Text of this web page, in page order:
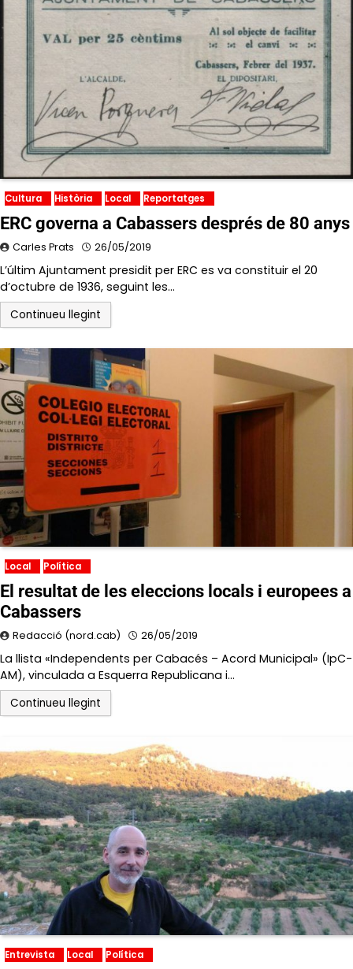
Cultura Història Local Reportatges
ERC governa a Cabassers després de 80 anys
Carles Prats 26/05/2019
L’últim Ajuntament presidit per ERC es va constituir el 20
d’octubre de 1936, seguint les…
Continueu llegint
Local Política
El resultat de les eleccions locals i europees a
Cabassers
Redacció (nord.cab) 26/05/2019
La llista «Independents per Cabacés – Acord Municipal» (IpC-
AM), vinculada a Esquerra Republicana i…
Continueu llegint
Entrevista Local Política